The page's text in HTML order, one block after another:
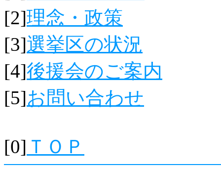
[2]理念・政策
[3]選挙区の状況
[4]後援会のご案内
[5]お問い合わせ
[0] ＴＯＰ